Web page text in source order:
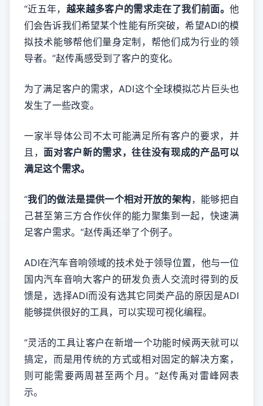
“近五年， 越来越多客户的需求走在了我们前面。他
们会告诉我们希望某个性能有所突破，希望ADI的模
拟技术能够帮他们量身定制，帮他们成为行业的领
导者。”赵传禹感受到了客户的变化。
为了满足客户的需求，ADI这个全球模拟芯片巨头也
发生了一些改变。
一家半导体公司不太可能满足所有客户的要求，并
且， 面对客户新的需求，往往没有现成的产品可以
满足这个需求。
“我们的做法是提供一个相对开放的架构，能够把自
己甚至第三方合作伙伴的能力聚集到一起，快速满
足客户需求。”赵传禹还举了个例子。
ADI在汽车音响领域的技术处于领导位置，他与一位
国内汽车音响大客户的研发负责人交流时得到的反
馈是，选择ADI而没有选其它同类产品的原因是ADI
能够提供很好的工具，可以实现可视化编程。
“灵活的工具让客户在新增一个功能时候两天就可以
搞定，而是用传统的方式或相对固定的解决方案，
则可能需要两周甚至两个月。”赵传禹对雷峰网表
示。